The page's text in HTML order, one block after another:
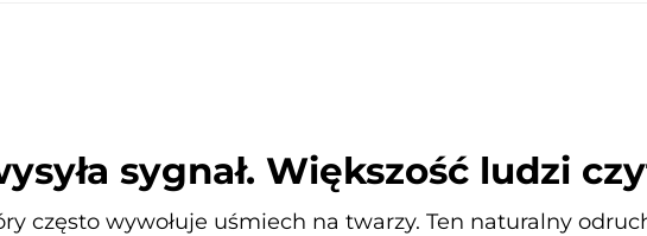
sygnał. Większość ludzi
często wywołuje uśmiech na twarzy. Ten naturalny